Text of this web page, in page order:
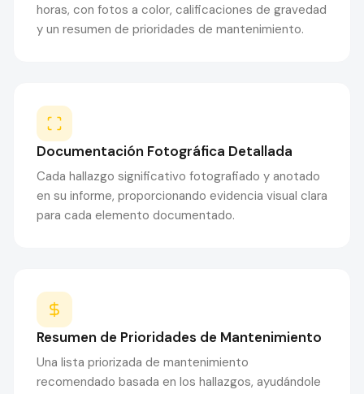
horas, con fotos a color, calificaciones de gravedad
y un resumen de prioridades de mantenimiento.
Documentación Fotográfica Detallada
Cada hallazgo significativo fotografiado y anotado
en su informe, proporcionando evidencia visual clara
para cada elemento documentado.
Resumen de Prioridades de Mantenimiento
Una lista priorizada de mantenimiento
recomendado basada en los hallazgos, ayudándole